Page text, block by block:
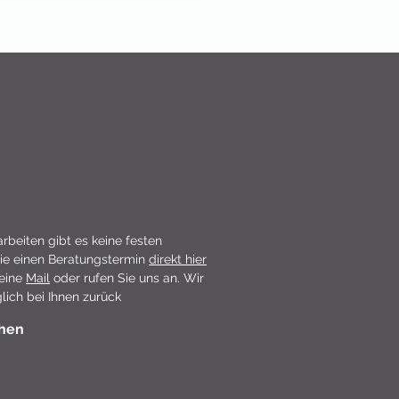
gibt es keine festen
einen Beratungstermin direkt hier
Mail oder rufen Sie uns an. Wir
bei Ihnen zurück